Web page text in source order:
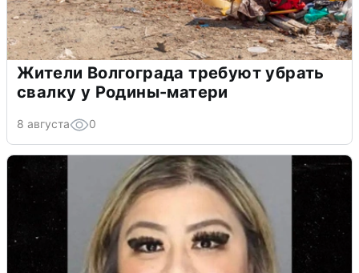
Жители Волгограда требуют убрать
свалку у Родины-матери
8 августа 0